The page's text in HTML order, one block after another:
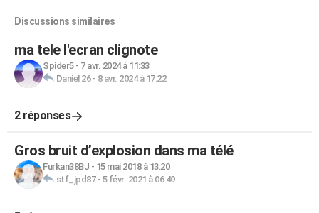
Discussions similaires
ma tele l'ecran clignote
Spider5- 7 avr. 2024 à 11:33
Daniel 26- 8 avr. 2024 à 17:22
2 réponses
Gros bruit d’explosion dans ma télé
Furkan38BJ - 15 mai 2018 à 13:20
stf_jpd87- 5 févr. 2021 à 06:49